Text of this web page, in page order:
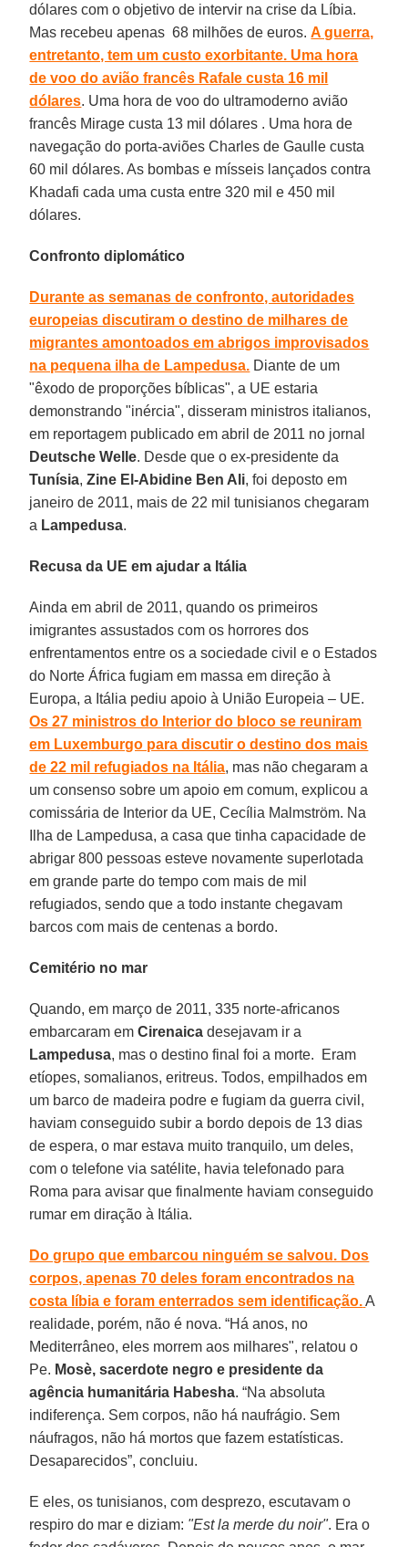
dólares com o objetivo de intervir na crise da Líbia.
Mas recebeu apenas 68 milhões de euros.A guerra,
entretanto, tem um custo exorbitante. Uma hora
de voo do avião francês Rafale custa 16 mil
dólares. Uma hora de voo do ultramoderno avião
francês Mirage custa 13 mil dólares . Uma hora de
navegação do porta-aviões Charles de Gaulle custa
60 mil dólares. As bombas e mísseis lançados contra
Khadafi cada uma custa entre 320 mil e 450 mil
dólares.
Confronto diplomático
Durante as semanas de confronto, autoridades
europeias discutiram o destino de milhares de
migrantes amontoados em abrigos improvisados
na pequena ilha de Lampedusa. Diante de um
"êxodo de proporções bíblicas", a UE estaria
demonstrando "inércia", disseram ministros italianos,
em reportagem publicado em abril de 2011 no jornal
Deutsche Welle. Desde que o ex-presidente da
Tunísia,Zine El-Abidine Ben Ali, foi deposto em
janeiro de 2011, mais de 22 mil tunisianos chegaram
a Lampedusa.
Recusa da UE em ajudar a Itália
Ainda em abril de 2011, quando os primeiros
imigrantes assustados com os horrores dos
enfrentamentos entre os a sociedade civil e o Estados
do Norte África fugiam em massa em direção à
Europa, a Itália pediu apoio à União Europeia – UE.
Os 27 ministros do Interior do bloco se reuniram
em Luxemburgo para discutir o destino dos mais
de 22 mil refugiados na Itália, mas não chegaram a
um consenso sobre um apoio em comum, explicou a
comissária de Interior da UE, Cecília Malmström. Na
Ilha de Lampedusa, a casa que tinha capacidade de
abrigar 800 pessoas esteve novamente superlotada
em grande parte do tempo com mais de mil
refugiados, sendo que a todo instante chegavam
barcos com mais de centenas a bordo.
Cemitério no mar
Quando, em março de 2011, 335 norte-africanos
embarcaram emCirenaica desejavam ir a
Lampedusa, mas o destino final foi a morte. Eram
etíopes, somalianos, eritreus. Todos, empilhados em
um barco de madeira podre e fugiam da guerra civil,
haviam conseguido subir a bordo depois de 13 dias
de espera, o mar estava muito tranquilo, um deles,
com o telefone via satélite, havia telefonado para
Roma para avisar que finalmente haviam conseguido
rumar em diração à Itália.
Do grupo que embarcou ninguém se salvou. Dos
corpos, apenas 70 deles foram encontrados na
costa líbia e foram enterrados sem identificação. A
realidade, porém, não é nova. “Há anos, no
Mediterrâneo, eles morrem aos milhares", relatou o
Pe. Mosè, sacerdote negro e presidente da
agência humanitária Habesha. “Na absoluta
indiferença. Sem corpos, não há naufrágio. Sem
náufragos, não há mortos que fazem estatísticas.
Desaparecidos”, concluiu.
E eles, os tunisianos, com desprezo, escutavam o
respiro do mar e diziam: "Est la merde du noir". Era o